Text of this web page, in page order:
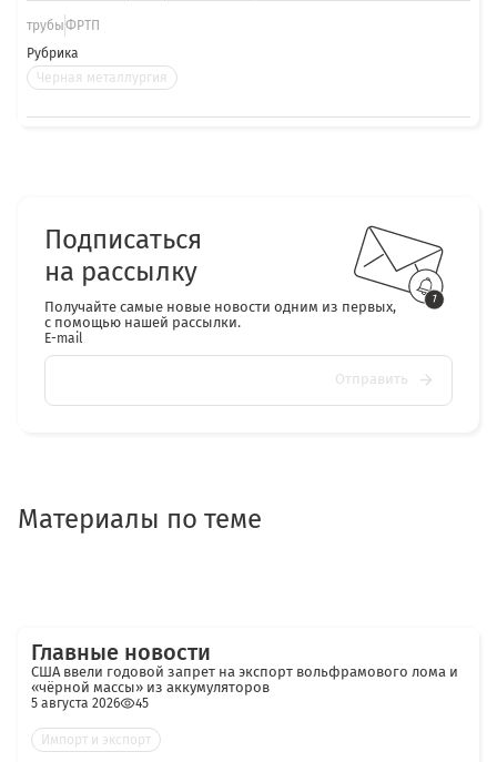
Рубрика
Черная металлургия
трубыФРТП
Подписаться
на рассылку
Получайте самые новые новости одним из первых,
с помощью нашей рассылки.
E-mail
Отправить
Материалы по теме
Главные новости
США ввели годовой запрет на экспорт вольфрамового лома и
«чёрной массы» из аккумуляторов
5 августа 2026 45
Импорт и экспорт